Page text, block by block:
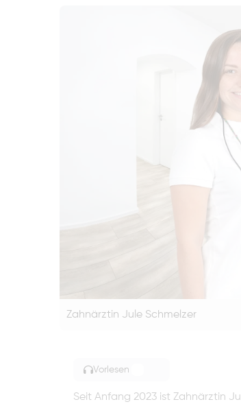
Zahnärztin Jule Schmelzer
Vorlesen
Seit Anfang 2023 ist Zahnärztin